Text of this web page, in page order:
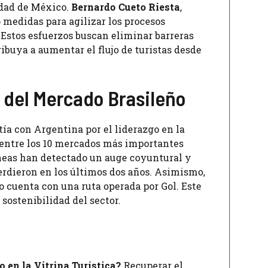
de México. Bernardo Cueto Riesta,
para agilizar los procesos
esfuerzos buscan eliminar barreras
a aumentar el flujo de turistas desde
Mercado Brasileño
con Argentina por el liderazgo en la
los 10 mercados más importantes
han detectado un auge coyuntural y
en los últimos dos años. Asimismo,
con una ruta operada por Gol. Este
del sector.